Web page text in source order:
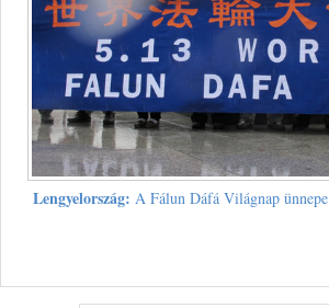
Lengyelország: A Fálun Dáfá Világnap ünnepe